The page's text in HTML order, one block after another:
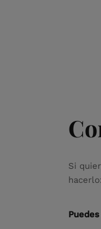
Si
hacerlo: